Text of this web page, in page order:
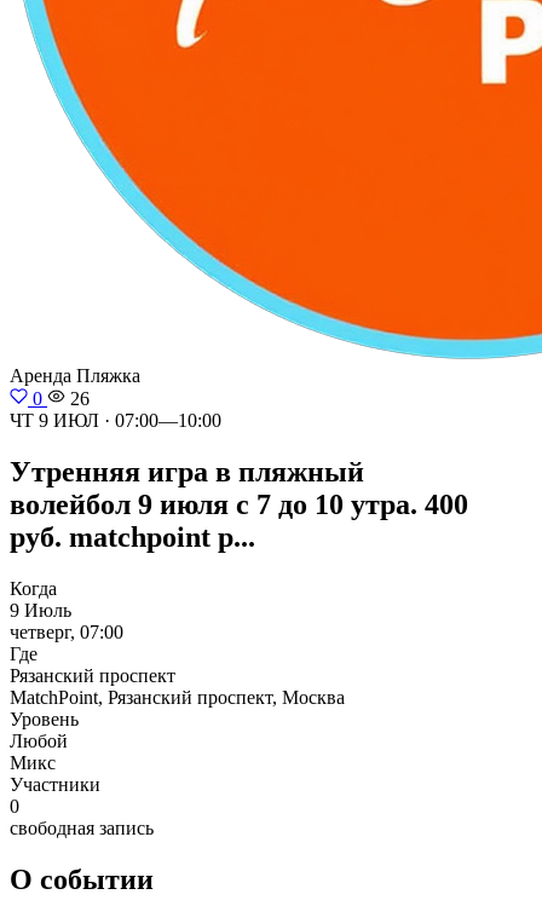
Аренда Пляжка
0
26
ЧТ 9 ИЮЛ · 07:00—10:00
Утренняя игра в пляжный
волейбол 9 июля с 7 до 10 утра. 400
руб. matchpoint р...
Когда
9 Июль
четверг, 07:00
Где
Рязанский проспект
MatchPoint, Рязанский проспект, Москва
Уровень
Любой
Микс
Участники
0
свободная запись
О событии